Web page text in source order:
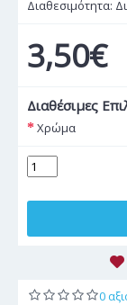
Διαθεσιμότητα:
3,50€
Διαθέσιμες
Χρώμα
0